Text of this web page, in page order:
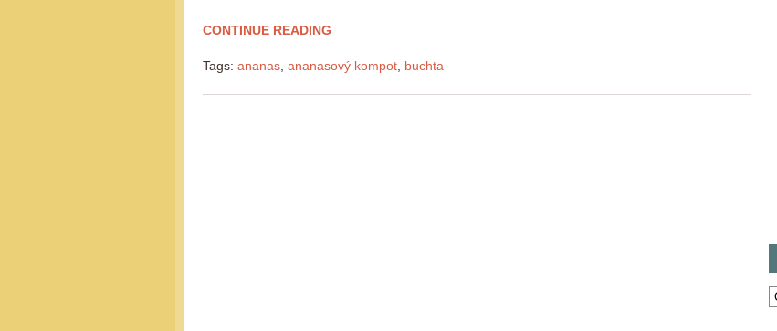
CONTINUE READING
Tags: ananas ananasový kompot buchta